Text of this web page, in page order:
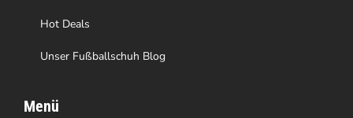
werden
Hot Deals
Unser Fußballschuh Blog
Menü